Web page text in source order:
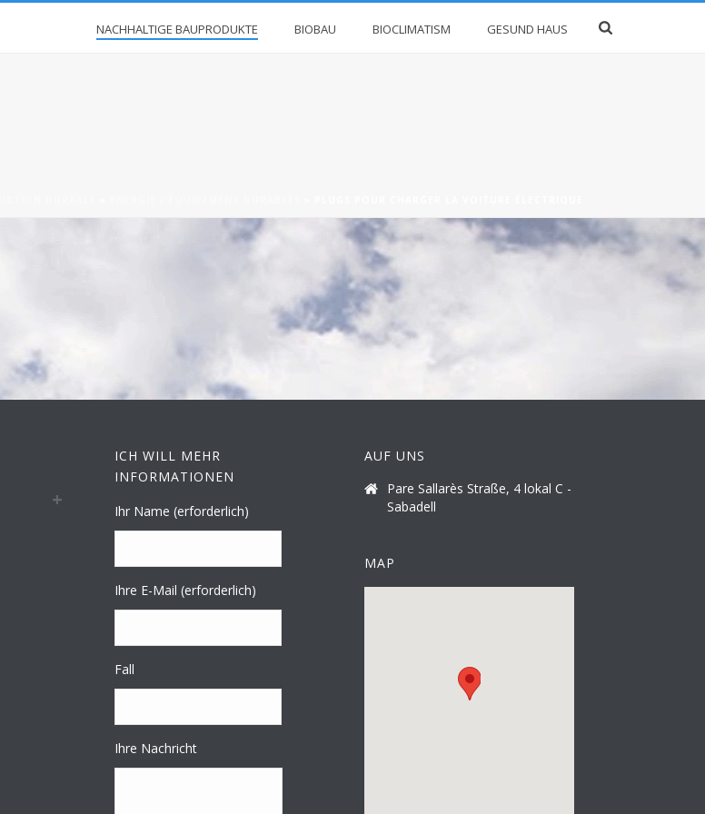
NACHHALTIGE BAUPRODUKTE BIOBAU BIOCLIMATISM GESUND HAUS
ICH WILL MEHR
INFORMATIONEN
Ihr Name (erforderlich)
Ihre E-Mail (erforderlich)
Fall
Ihre Nachricht
AUF UNS
Pare Sallarès Straße, 4 lokal C -
Sabadell
MAP